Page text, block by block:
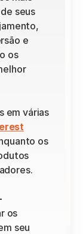
seus
e
mantenha-se à frente monitorando os
em várias
revelam criativos visuais fortes, enquanto os
os
seu